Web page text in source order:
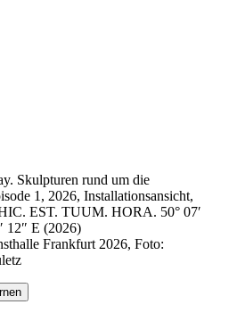
Skulpturen rund um die
1, 2026, Installationsansicht,
EST. TUUM. HORA. 50° 07′
12″ E (2026)
Frankfurt 2026, Foto: